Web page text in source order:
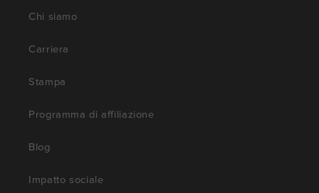
Chi siamo
Carriera
Stampa
Programma di affiliazione
Blog
Impatto sociale